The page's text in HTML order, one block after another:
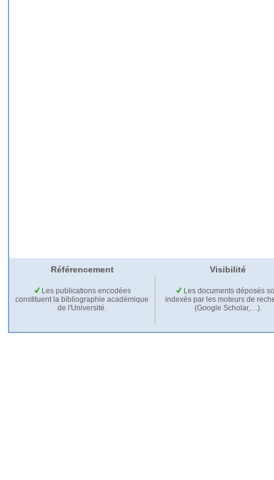
Référencement Visibilité
Les publications encodées
constituent la bibliographie académique
de l'Université.
Les documents déposés
indexés par les moteurs de
(Google Scholar,…).